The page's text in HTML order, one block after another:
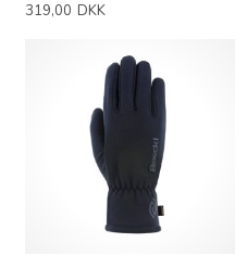
319,00 DKK